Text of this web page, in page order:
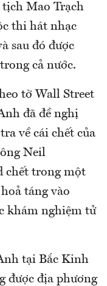
Mao Trạch
thi hát nhạc
sau đó được
cả nước.
tờ Wall Street
đã đề nghị
về cái chết của
Neil
chết trong một
táng vào
khám nghiệm tử
tại Bắc Kinh
được địa phương